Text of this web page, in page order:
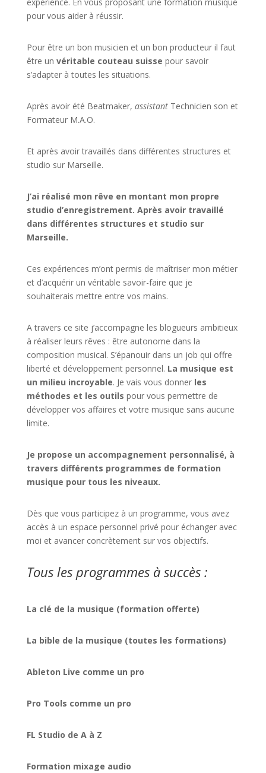
pour vous aider à réussir.
Pour être un bon musicien et un bon producteur il faut
être un véritable couteau suisse pour savoir
s’adapter à toutes les situations.
Après avoir été Beatmaker, assistant Technicien son et
Formateur M.A.O.
Et après avoir travaillés dans différentes structures et
studio sur Marseille.
J’ai réalisé mon rêve en montant mon propre
studio d’enregistrement. Après avoir travaillé
dans différentes structures et studio sur
Marseille.
Ces expériences m’ont permis de maîtriser mon métier
et d’acquérir un véritable savoir-faire que je
souhaiterais mettre entre vos mains.
A travers ce site j’accompagne les blogueurs ambitieux
à réaliser leurs rêves : être autonome dans la
composition musical. S’épanouir dans un job qui offre
liberté et développement personnel. La musique est
un milieu incroyable. Je vais vous donner les
méthodes et les outils pour vous permettre de
développer vos affaires et votre musique sans aucune
limite.
Je propose un accompagnement personnalisé, à
travers différents programmes de formation
musique pour tous les niveaux.
Dès que vous participez à un programme, vous avez
accès à un espace personnel privé pour échanger avec
moi et avancer concrètement sur vos objectifs.
Tous les programmes à succès :
La clé de la musique (formation offerte)
La bible de la musique (toutes les formations)
Ableton Live comme un pro
Pro Tools comme un pro
FL Studio de A à Z
Formation mixage audio